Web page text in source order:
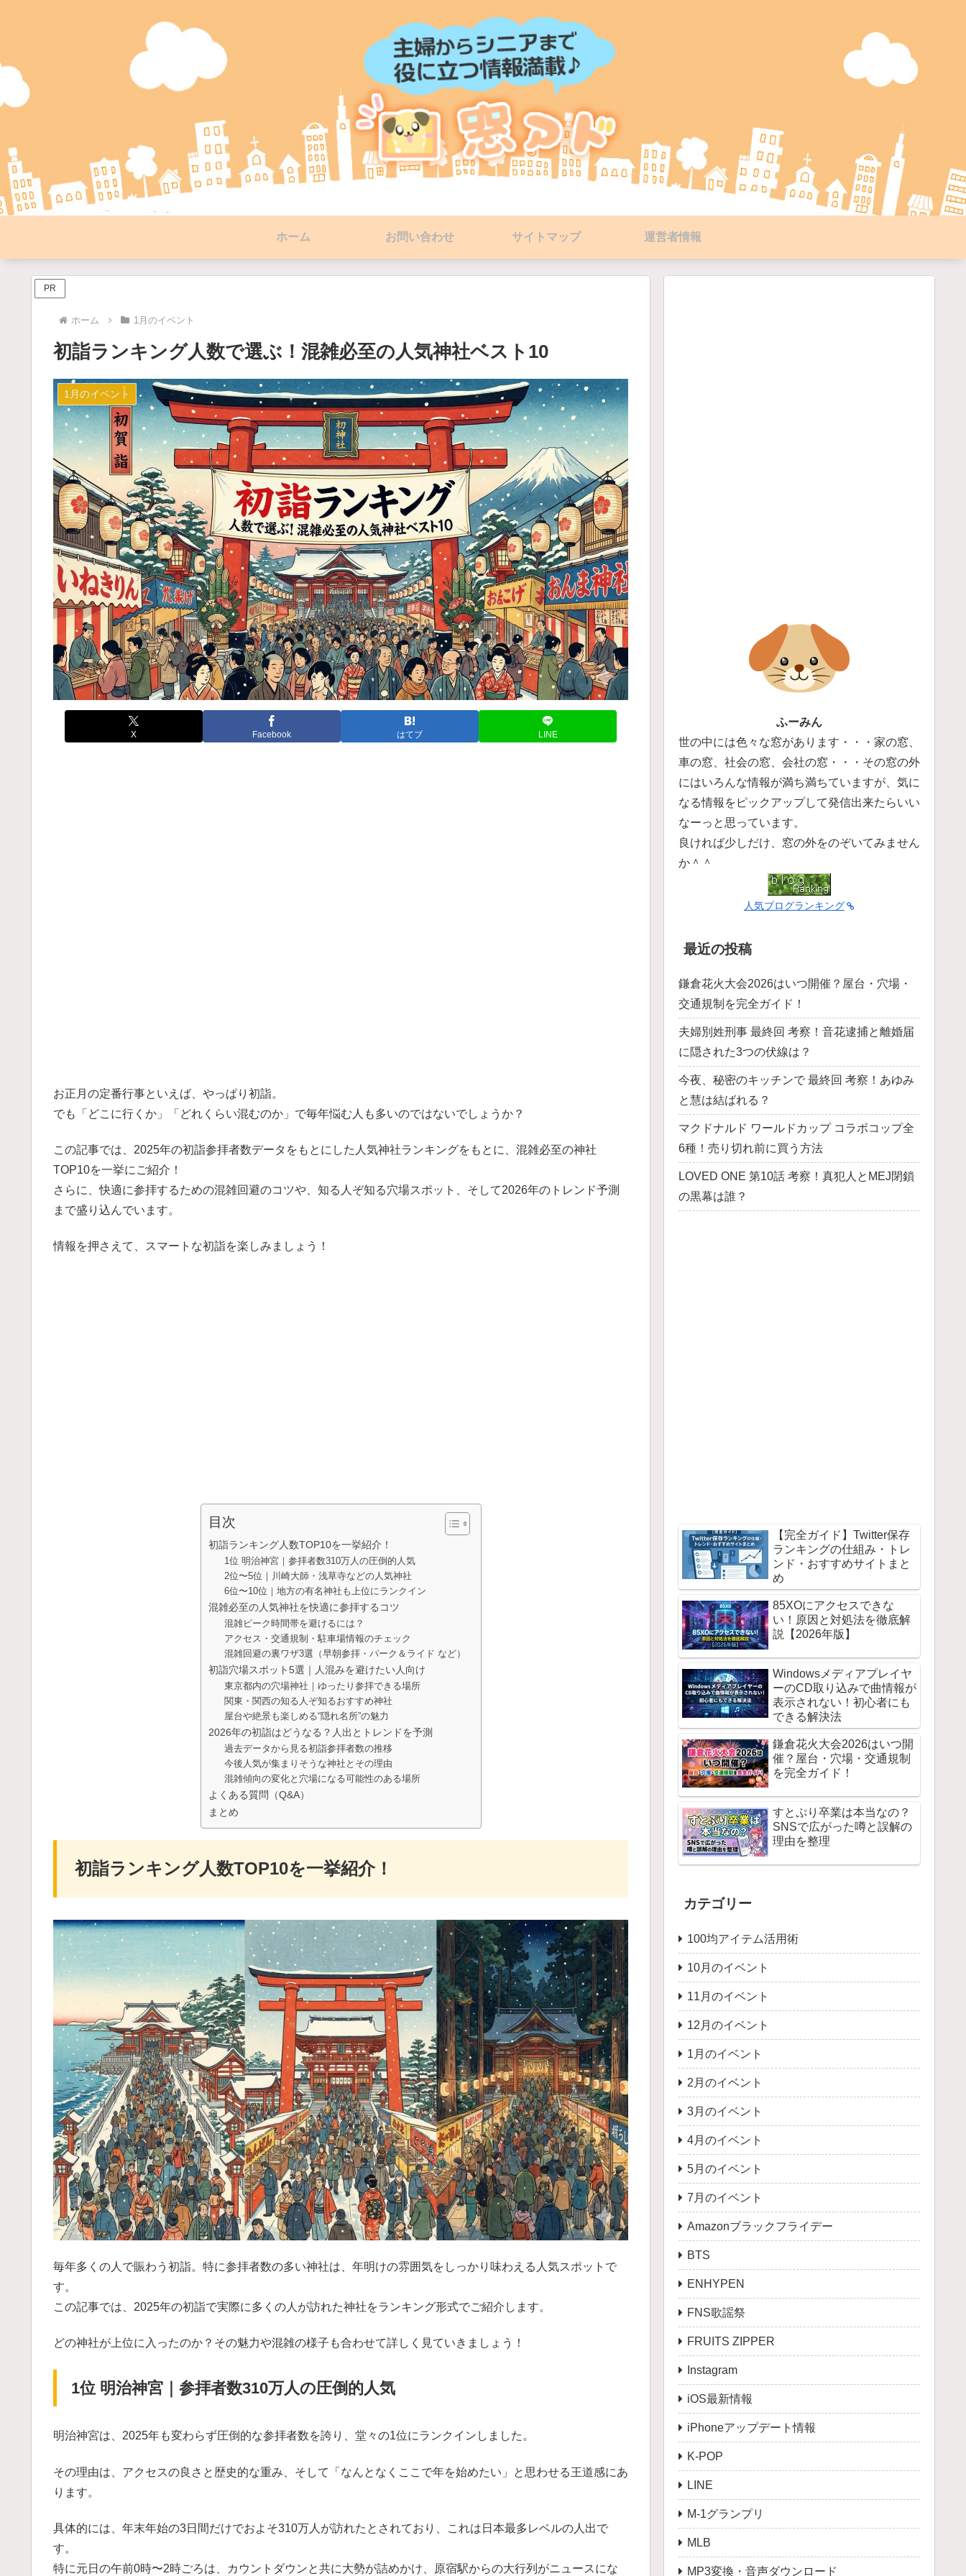
ホーム お問い合わせ サイトマップ 運営者情報
PR
ホーム 1月のイベント
初詣ランキング人数で選ぶ！混雑必至の人気神社ベスト10
1月のイベント
X Facebook はてブ LINE
お正月の定番行事といえば、やっぱり初詣。
でも「どこに行くか」「どれくらい混むのか」で毎年悩む人も多いのではないでしょうか？
この記事では、2025年の初詣参拝者数データをもとにした人気神社ランキングをもとに、混雑必至の神社
TOP10を一挙にご紹介！
さらに、快適に参拝するための混雑回避のコツや、知る人ぞ知る穴場スポット、そして2026年のトレンド予測
まで盛り込んでいます。
情報を押さえて、スマートな初詣を楽しみましょう！
目次
初詣ランキング人数TOP10を一挙紹介！
1位 明治神宮｜参拝者数310万人の圧倒的人気
2位〜5位｜川崎大師・浅草寺などの人気神社
6位〜10位｜地方の有名神社も上位にランクイン
混雑必至の人気神社を快適に参拝するコツ
混雑ピーク時間帯を避けるには？
アクセス・交通規制・駐車場情報のチェック
混雑回避の裏ワザ3選（早朝参拝・パーク＆ライド など）
初詣穴場スポット5選｜人混みを避けたい人向け
東京都内の穴場神社｜ゆったり参拝できる場所
関東・関西の知る人ぞ知るおすすめ神社
屋台や絶景も楽しめる“隠れ名所”の魅力
2026年の初詣はどうなる？人出とトレンドを予測
過去データから見る初詣参拝者数の推移
今後人気が集まりそうな神社とその理由
混雑傾向の変化と穴場になる可能性のある場所
よくある質問（Q&A）
まとめ
初詣ランキング人数TOP10を一挙紹介！
毎年多くの人で賑わう初詣。特に参拝者数の多い神社は、年明けの雰囲気をしっかり味わえる人気スポットで
す。
この記事では、2025年の初詣で実際に多くの人が訪れた神社をランキング形式でご紹介します。
どの神社が上位に入ったのか？その魅力や混雑の様子も合わせて詳しく見ていきましょう！
1位 明治神宮｜参拝者数310万人の圧倒的人気
明治神宮は、2025年も変わらず圧倒的な参拝者数を誇り、堂々の1位にランクインしました。
その理由は、アクセスの良さと歴史的な重み、そして「なんとなくここで年を始めたい」と思わせる王道感にあ
ります。
具体的には、年末年始の3日間だけでおよそ310万人が訪れたとされており、これは日本最多レベルの人出で
す。
特に元日の午前0時〜2時ごろは、カウントダウンと共に大勢が詰めかけ、原宿駅からの大行列がニュースにな
ふーみん
世の中には色々な窓があります・・・家の窓、
車の窓、社会の窓、会社の窓・・・その窓の外
にはいろんな情報が満ち満ちていますが、気に
なる情報をピックアップして発信出来たらいい
なーっと思っています。
良ければ少しだけ、窓の外をのぞいてみません
か＾＾
人気ブログランキング
最近の投稿
鎌倉花火大会2026はいつ開催？屋台・穴場・
交通規制を完全ガイド！
夫婦別姓刑事 最終回 考察！音花逮捕と離婚届
に隠された3つの伏線は？
今夜、秘密のキッチンで 最終回 考察！あゆみ
と慧は結ばれる？
マクドナルド ワールドカップ コラボコップ全
6種！売り切れ前に買う方法
LOVED ONE 第10話 考察！真犯人とMEJ閉鎖
の黒幕は誰？
【完全ガイド】Twitter保存
ランキングの仕組み・トレ
ンド・おすすめサイトまと
め
85XOにアクセスできな
い！原因と対処法を徹底解
説【2026年版】
Windowsメディアプレイヤ
ーのCD取り込みで曲情報が
表示されない！初心者にも
できる解決法
鎌倉花火大会2026はいつ開
催？屋台・穴場・交通規制
を完全ガイド！
すとぷり卒業は本当なの？
SNSで広がった噂と誤解の
理由を整理
カテゴリー
100均アイテム活用術
10月のイベント
11月のイベント
12月のイベント
1月のイベント
2月のイベント
3月のイベント
4月のイベント
5月のイベント
7月のイベント
Amazonブラックフライデー
BTS
ENHYPEN
FNS歌謡祭
FRUITS ZIPPER
Instagram
iOS最新情報
iPhoneアップデート情報
K-POP
LINE
M-1グランプリ
MLB
MP3変換・音声ダウンロード